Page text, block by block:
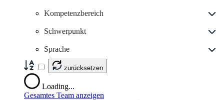
Kompetenzbereich
Schwerpunkt
Sprache
zurücksetzen
Loading...
Gesamtes Team anzeigen